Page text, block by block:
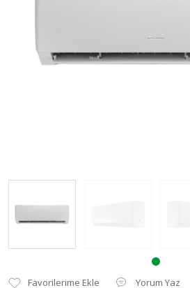
Yorum Yaz